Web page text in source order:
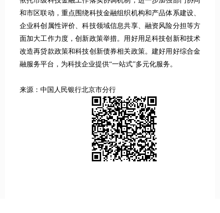
和市区联动，重点围绕科技金融组织机构和产品体系建设、
企业科创属性评价、科技领域信息共享、融资风险分担等方
面加大工作力度，创新政策举措。用好用足科技创新和技术
改造再贷款政策和科技创新债券相关政策。建好用好综合金
融服务平台，为科技企业提供“一站式”多元化服务。
来源：中国人民银行北京市分行